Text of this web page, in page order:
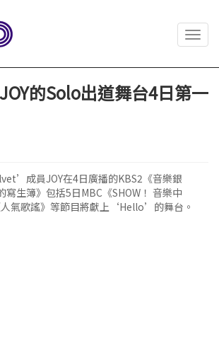
的Solo出道舞台4日第一
成員JOY在4日廣播的KBS2《音樂銀
寫生簿》包括5日MBC《SHOW！ 音樂中
氣歌謠》等節目將獻上‘Hello’的舞台。